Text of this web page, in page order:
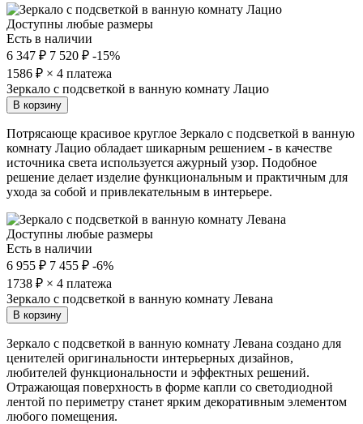
Доступны любые размеры
Есть в наличии
6 347 ₽ 7 520 ₽ -15%
1586 ₽ × 4 платежа
Зеркало с подсветкой в ванную комнату Лацио
В корзину
Потрясающе красивое круглое Зеркало с подсветкой в ванную
комнату Лацио обладает шикарным решением - в качестве
источника света используется ажурный узор. Подобное
решение делает изделие функциональным и практичным для
ухода за собой и привлекательным в интерьере.
Доступны любые размеры
Есть в наличии
6 955 ₽ 7 455 ₽ -6%
1738 ₽ × 4 платежа
Зеркало с подсветкой в ванную комнату Левана
В корзину
Зеркало с подсветкой в ванную комнату Левана создано для
ценителей оригинальности интерьерных дизайнов,
любителей функциональности и эффектных решений.
Отражающая поверхность в форме капли со светодиодной
лентой по периметру станет ярким декоративным элементом
любого помещения.